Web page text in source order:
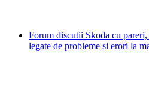
Forum discutii Skoda cu
legate de probleme si erori la